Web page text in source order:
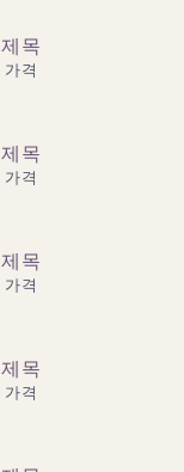
제목
가격
제목
가격
제목
가격
제목
가격